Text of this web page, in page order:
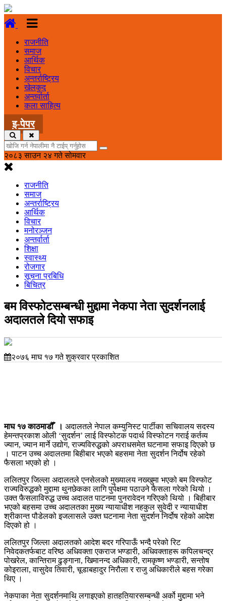
राजनीति
समाज
आर्थिक
विचार
अन्तर्राष्ट्रिय
खेलकुद
अन्तर्वार्ता
कला साहित्य
इ-पेपर
२०८३ साउन २४ गते सोमवार
राजनीति
समाज
अन्तर्राष्ट्रिय
आर्थिक
विचार
मनोरञ्जन
अन्तर्वार्ता
शिक्षा
स्वास्थ्य
रोजगार
सूचना प्रबिधि
बिचित्र
बम विस्फोटसम्बन्धी मुद्दामा नेकपा नेता सुदर्शनलाई
अदालतले दियो सफाइ
२०७६ माघ १७ गते शुक्रवार प्रकाशित
माघ १७ काठमाडौँ । अदालतले नेपाल कम्युनिस्ट पार्टीका सचिवालय सदस्य
हेमन्तप्रकाश ओली ‘सुदर्शन’ लाई विस्फोटक पदार्थ विस्फोटन गराई कर्तव्य
ज्यान, ज्यान मार्ने उद्योग, राज्यविरुद्धको अपराधसमेत घटनामा सफाइ दिएको छ
। पाटन उच्च अदालतमा बिहीबार भएको बहसमा नेता सुदर्शन निर्दोष रहेको
फैसला भएको हो ।
ललितपुर जिल्ला अदालतले एनसेलको मुख्यालय नख्खुमा भएको बम विस्फोट
राज्यविरुद्धको मुद्दामा थुनछेकका लागि पुर्पक्षमा पठाउने फैसला गरेको थियो ।
उक्त फैसलाविरुद्ध उच्च अदालत पाटनमा पुनरावेदन गरिएको थियो । बिहीबार
भएको बहसमा उच्च अदालतका मुख्य न्यायाधीश नहकुल सुवेदी र न्यायाधीश
श्रीकान्त पौडेलको इजलासले उक्त घटनामा नेता सुदर्शन निर्दोष रहेको आदेश
दिएको हो ।
ललितपुर जिल्ला अदालतको आदेश बदर गरिपाऊँ भन्दै परेको रिट
निवेदकतर्फबाट वरिष्ठ अधिवक्ता एकराज भण्डारी, अधिवक्ताहरू कपिलचन्द्र
पोखरेल, कान्तिराम ढुङ्गाना, खिमानन्द अधिकारी, रामकृष्ण भण्डारी, सन्तोष
कोइराला, वासुदेव तिवारी, चूडाबहादुर निरौला र राजु अधिकारीले बहस गरेका
थिए ।
नेकपाका नेता सुदर्शनमाथि लगाइएको हातहतियारसम्बन्धी अर्को मुद्दामा भने